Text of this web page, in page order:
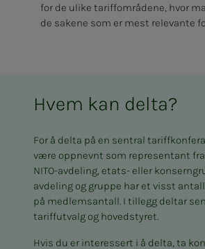
for de ulike tariffområdene, hvor
de sakene som er mest relevante
Hvem kan delta?
For å delta på en sentral
være oppnevnt som representant
NITO-avdeling, etats- eller
avdeling og gruppe har et visst
på medlemsantall. I tillegg deltar
tariffutvalg og hovedstyret.
Hvis du er interessert i å delta, ta